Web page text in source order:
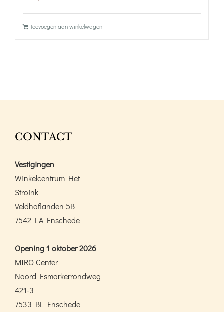
Toevoegen aan winkelwagen
CONTACT
Vestigingen
Winkelcentrum Het
Stroink
Veldhoflanden 5B
7542 LA Enschede
Opening 1 oktober 2026
MIRO Center
Noord Esmarkerrondweg
421-3
7533 BL Enschede